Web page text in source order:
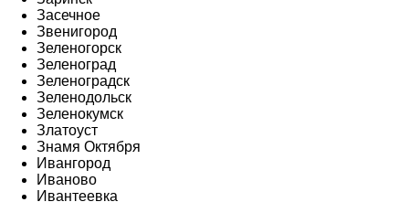
Засечное
Звенигород
Зеленогорск
Зеленоград
Зеленоградск
Зеленодольск
Зеленокумск
Златоуст
Знамя Октября
Ивангород
Иваново
Ивантеевка